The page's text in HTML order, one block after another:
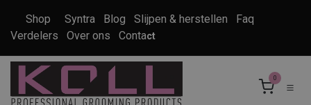
Shop Syntra Blog Slijpen & herstellen
Faq
Verdelers
Over ons Contact
0